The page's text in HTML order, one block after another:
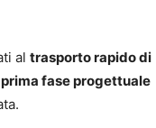
al trasporto rapido di
prima fase progettuale